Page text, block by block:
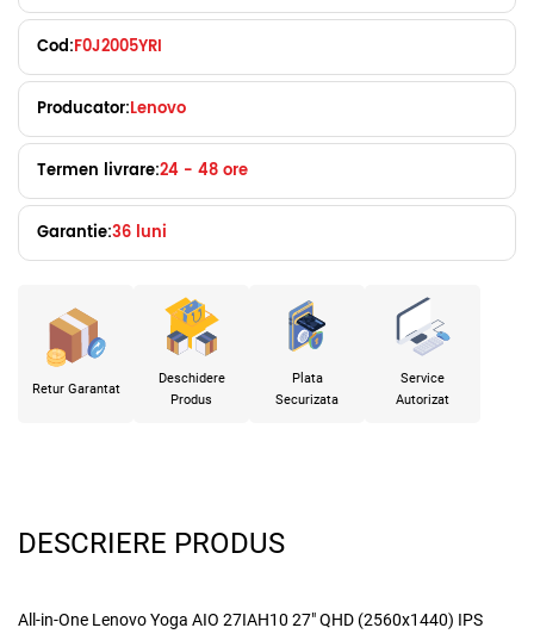
Cod:F0J2005YRI
Producator:Lenovo
Termen livrare:24 - 48 ore
Garantie:36 luni
Retur Garantat
Deschidere
Produs
Plata
Securizata
Service
Autorizat
DESCRIERE PRODUS
All-in-One Lenovo Yoga AIO 27IAH10 27" QHD (2560x1440) IPS